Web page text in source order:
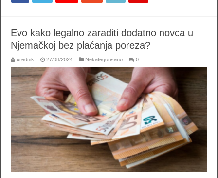
Evo kako legalno zaraditi dodatno novca u
Njemačkoj bez plaćanja poreza?
urednik 27/08/2024 Nekategorisano 0